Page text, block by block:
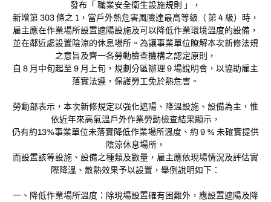
發布「 職業安全衛生設施規則 」，
新增第 303 條之 1，當戶外熱危害風險達最高等級（ 第 4 級）時，
雇主應在作業場所設置遮陽設施及可以降低作業環境溫度的設備，
並在鄰近處設置陰涼的休息場所。為讓事業單位瞭解本次新修法規
之意旨及齊一各勞動檢查機構之認定原則，
自 8 月中旬起至 9 月上旬，規劃分區辦理 9 場說明會，以協助雇主
落實法遵，保護勞工免於熱危害。
勞動部表示，本次新修規定以強化遮陽、降溫設施、設備為主，惟
依近年來高氣溫戶外作業勞動檢查結果顯示，
仍有約13%事業單位未落實降低作業場所溫度、約 9 % 未確實提供
陰涼休息場所，
而設置該等設施、設備之種類及數量，雇主應依現場情況及評估實
際降溫、散熱效果予以設置，舉例說明如下：
一、降低作業場所溫度：除現場設置確有困難外，應設置遮陽及降